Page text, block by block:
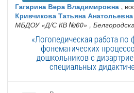
Гагарина Вера Владимировна ,
Кривчикова Татьяна Анатольевна
МБДОУ «Д/С КВ №60» ,
«Логопедическая работа
фонематических
дошкольников с
специальных